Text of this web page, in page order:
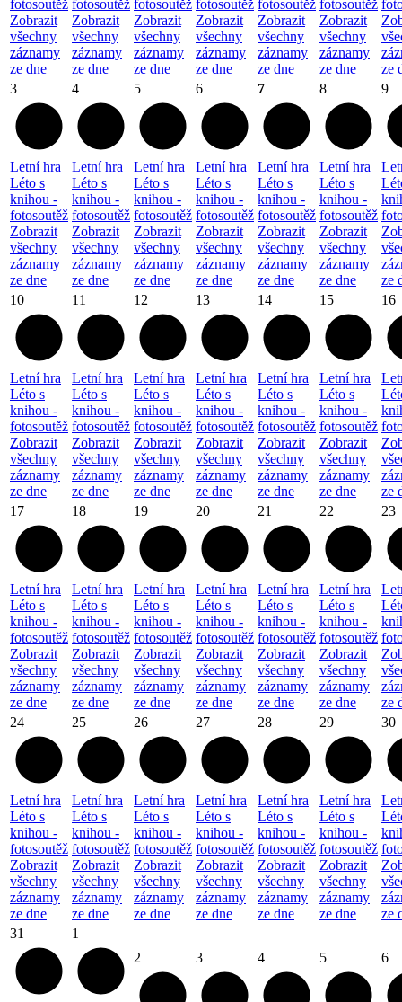
fotosoutěž
Zobrazit
všechny
záznamy
ze dne
fotosoutěž
Zobrazit
všechny
záznamy
ze dne
fotosoutěž
Zobrazit
všechny
záznamy
ze dne
fotosoutěž
Zobrazit
všechny
záznamy
ze dne
fotosoutěž
Zobrazit
všechny
záznamy
ze dne
fotosoutěž
Zobrazit
všechny
záznamy
ze dne
ze
3
Letní hra
Léto s
knihou -
fotosoutěž
Zobrazit
všechny
záznamy
ze dne
4
Letní hra
Léto s
knihou -
fotosoutěž
Zobrazit
všechny
záznamy
ze dne
5
Letní hra
Léto s
knihou -
fotosoutěž
Zobrazit
všechny
záznamy
ze dne
6
Letní hra
Léto s
knihou -
fotosoutěž
Zobrazit
všechny
záznamy
ze dne
7
Letní hra
Léto s
knihou -
fotosoutěž
Zobrazit
všechny
záznamy
ze dne
8
Letní hra
Léto s
knihou -
fotosoutěž
Zobrazit
všechny
záznamy
ze dne
9
ze
10
Letní hra
Léto s
knihou -
fotosoutěž
Zobrazit
všechny
záznamy
ze dne
11
Letní hra
Léto s
knihou -
fotosoutěž
Zobrazit
všechny
záznamy
ze dne
12
Letní hra
Léto s
knihou -
fotosoutěž
Zobrazit
všechny
záznamy
ze dne
13
Letní hra
Léto s
knihou -
fotosoutěž
Zobrazit
všechny
záznamy
ze dne
14
Letní hra
Léto s
knihou -
fotosoutěž
Zobrazit
všechny
záznamy
ze dne
15
Letní hra
Léto s
knihou -
fotosoutěž
Zobrazit
všechny
záznamy
ze dne
16
ze
17
Letní hra
Léto s
knihou -
fotosoutěž
Zobrazit
všechny
záznamy
ze dne
18
Letní hra
Léto s
knihou -
fotosoutěž
Zobrazit
všechny
záznamy
ze dne
19
Letní hra
Léto s
knihou -
fotosoutěž
Zobrazit
všechny
záznamy
ze dne
20
Letní hra
Léto s
knihou -
fotosoutěž
Zobrazit
všechny
záznamy
ze dne
21
Letní hra
Léto s
knihou -
fotosoutěž
Zobrazit
všechny
záznamy
ze dne
22
Letní hra
Léto s
knihou -
fotosoutěž
Zobrazit
všechny
záznamy
ze dne
23
ze
24
Letní hra
Léto s
knihou -
fotosoutěž
Zobrazit
všechny
záznamy
ze dne
25
Letní hra
Léto s
knihou -
fotosoutěž
Zobrazit
všechny
záznamy
ze dne
26
Letní hra
Léto s
knihou -
fotosoutěž
Zobrazit
všechny
záznamy
ze dne
27
Letní hra
Léto s
knihou -
fotosoutěž
Zobrazit
všechny
záznamy
ze dne
28
Letní hra
Léto s
knihou -
fotosoutěž
Zobrazit
všechny
záznamy
ze dne
29
Letní hra
Léto s
knihou -
fotosoutěž
Zobrazit
všechny
záznamy
ze dne
30
ze
31
1
2 3 4 5 6